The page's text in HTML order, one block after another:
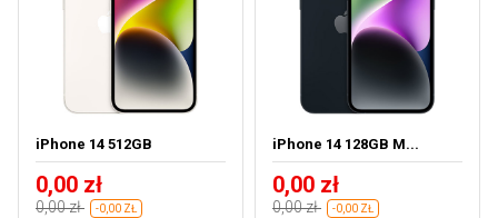
iPhone 14 512GB
0,00 zł
0,00 zł -0,00 ZŁ
iPhone 14 128GB M...
0,00 zł
0,00 zł -0,00 ZŁ